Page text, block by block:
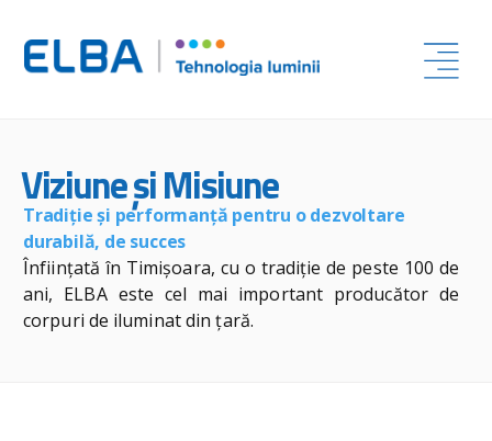
Viziune și Misiune
Tradiţie şi performanţă pentru o dezvoltare
durabilă, de succes
Înfiinţată în Timişoara, cu o tradiţie de peste 100 de
ani, ELBA este cel mai important producător de
corpuri de iluminat din ţară.